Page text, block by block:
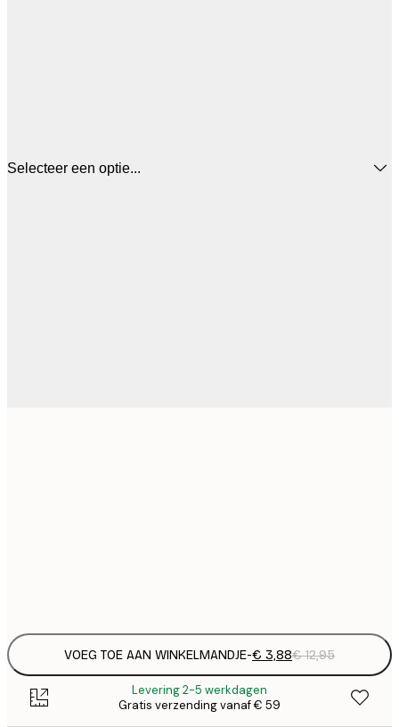
Selecteer een optie...
VOEG TOE AAN WINKELMANDJE-€ 3,88€ 12,95
Levering 2-5 werkdagen
Gratis verzending vanaf € 59